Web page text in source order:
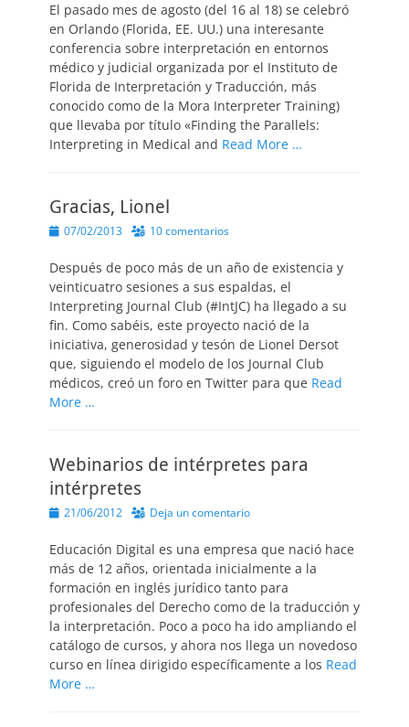
El pasado mes de agosto (del 16 al 18) se celebró
en Orlando (Florida, EE. UU.) una interesante
conferencia sobre interpretación en entornos
médico y judicial organizada por el Instituto de
Florida de Interpretación y Traducción, más
conocido como de la Mora Interpreter Training)
que llevaba por título «Finding the Parallels:
Interpreting in Medical and Read More …
Gracias, Lionel
Publicado
07/02/2013 10 comentarios
Después de poco más de un año de existencia y
veinticuatro sesiones a sus espaldas, el
Interpreting Journal Club (#IntJC) ha llegado a su
fin. Como sabéis, este proyecto nació de la
iniciativa, generosidad y tesón de Lionel Dersot
que, siguiendo el modelo de los Journal Club
médicos, creó un foro en Twitter para que Read
More …
Webinarios de intérpretes para
intérpretes
Publicado
21/06/2012 Deja un comentario
Educación Digital es una empresa que nació hace
más de 12 años, orientada inicialmente a la
formación en inglés jurídico tanto para
profesionales del Derecho como de la traducción y
la interpretación. Poco a poco ha ido ampliando el
catálogo de cursos, y ahora nos llega un novedoso
curso en línea dirigido específicamente a los Read
More …